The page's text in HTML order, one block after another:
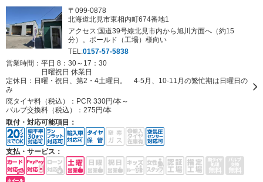
〒099-0878
北海道北見市東相内町674番地1
アクセス:国道39号線北見市内から旭川方面へ（約15
分）。ボールド（工場）様向い
TEL:0157-57-5838
営業時間：平日 8：30～17：30
日曜祝日 休業日
定休日： 日曜・祝日、第2・4土曜日。 4-5月、10-11月の繁忙期は日曜日の
み
廃タイヤ料（税込）： PCR 330円/本～
バルブ交換料（税込）： 275円/本
取付・対応可能項目：
支払・サービス：